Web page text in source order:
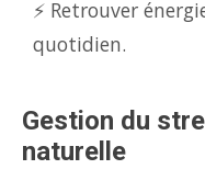
⚡ Retrouver
quotidien.
Gestion du
naturelle